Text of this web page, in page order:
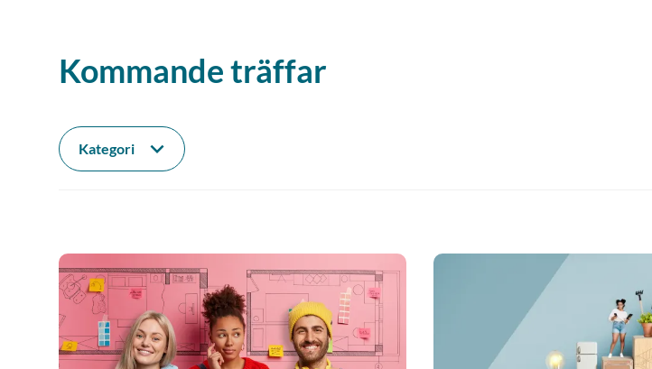
Kommande träffar
Kategori
Nätverk
Övrigt
Webbinarium
Workshop